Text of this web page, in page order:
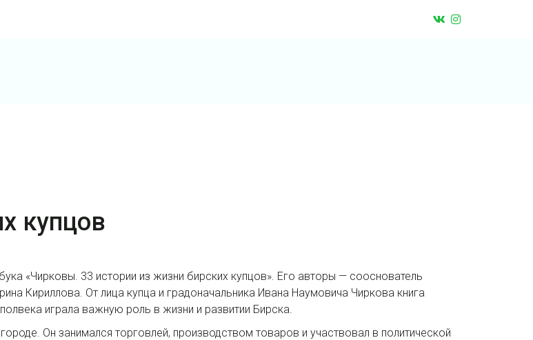
купцов
«Чирковы. 33 истории из жизни бирских купцов». Его авторы — сооснователь
Кириллова. От лица купца и градоначальника Ивана Наумовича Чиркова книга
играла важную роль в жизни и развитии Бирска.
Он занимался торговлей, производством товаров и участвовал в политической